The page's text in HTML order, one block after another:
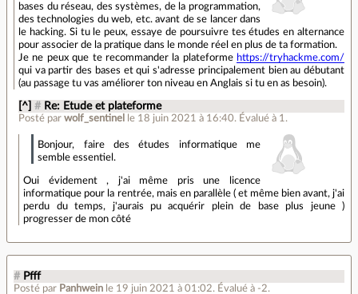
bases du réseau, des systèmes, de la programmation,
des technologies du web, etc. avant de se lancer dans
le hacking. Si tu le peux, essaye de poursuivre tes études en alternance
pour associer de la pratique dans le monde réel en plus de ta formation.
Je ne peux que te recommander la plateforme https://tryhackme.com/
qui va partir des bases et qui s'adresse principalement bien au débutant
(au passage tu vas améliorer ton niveau en Anglais si tu en as besoin).
[^] # Re: Etude et plateforme
Posté parwolf_sentinel le 18 juin 2021 à 16:40. Évalué à 1 .
Bonjour, faire des études informatique me
semble essentiel.
Oui évidement , j'ai même pris une licence
informatique pour la rentrée, mais en parallèle ( et même bien avant, j'ai
perdu du temps, j'aurais pu acquérir plein de base plus jeune )
progresser de mon côté
# Pfff
Posté par Panhwein le 19 juin 2021 à 01:02. Évalué à -2.